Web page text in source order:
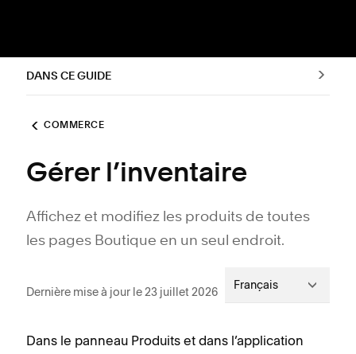
DANS CE GUIDE
COMMERCE
Gérer l’inventaire
Affichez et modifiez les produits de toutes
les pages Boutique en un seul endroit.
Dernière mise à jour le 23 juillet 2026 Français
Dans le panneau Produits et dans l’application